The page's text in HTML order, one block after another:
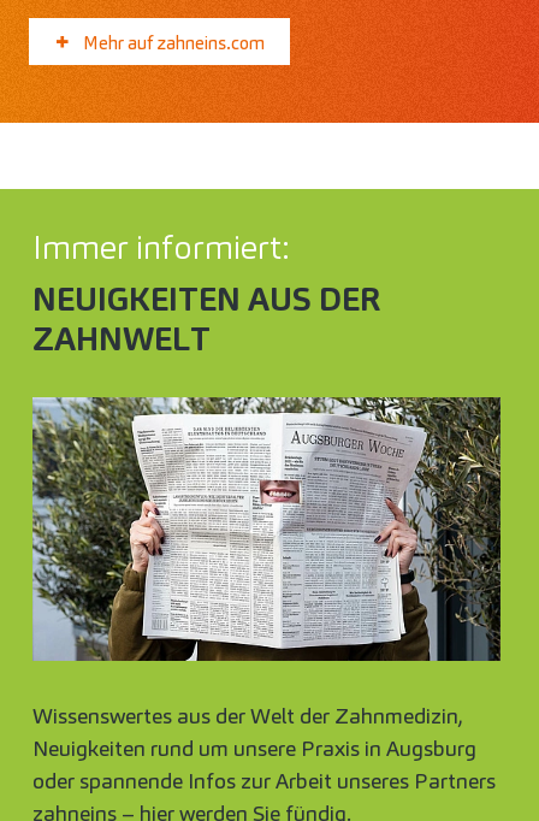
Mehr auf zahneins.com
Immer informiert:
NEUIGKEITEN AUS DER
ZAHNWELT
Wissenswertes aus der Welt der Zahnmedizin,
Neuigkeiten rund um unsere Praxis in Augsburg
oder spannende Infos zur Arbeit unseres Partners
zahneins – hier werden Sie fündig.